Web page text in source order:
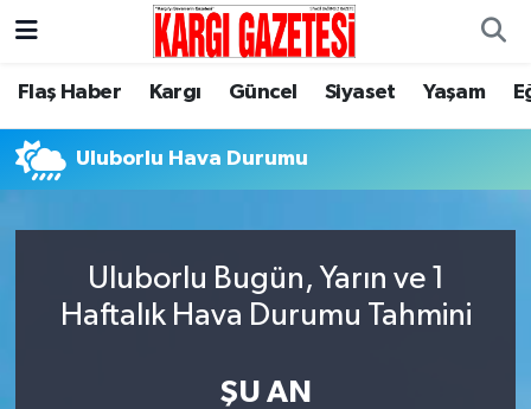
Flaş Haber Kargı Güncel Siyaset Yaşam
Uluborlu Hava Durumu
Uluborlu Bugün, Yarın ve 1
Haftalık Hava Durumu Tahmini
ŞU AN
Flaş Haber
Kargı
Siyaset
Yaşam
Nöbetçi Eczaneler
Hava Durumu
Trafik Durumu
Süper Lig Puan Durumu ve Fikstür